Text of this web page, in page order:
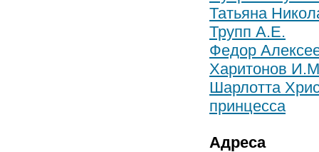
Татьяна
Трупп А.Е.
Федор
Харитонов
Шарлотта
принцесса
Адреса